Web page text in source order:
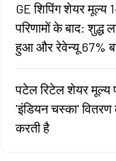
GE शिपिंग शेयर मूल्य
परिणामों के बाद: शुद्ध
हुआ और रेवेन्यू 67%
पटेल रिटेल शेयर मूल्य
'इंडियन चस्का' वितरण
करती है